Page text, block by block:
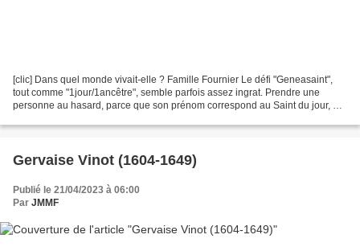
[clic] Dans quel monde vivait-elle ? Famille Fournier Le défi "Geneasaint",
tout comme "1jour/1ancêtre", semble parfois assez ingrat. Prendre une
personne au hasard, parce que son prénom correspond au Saint du jour, ou
Gervaise Vinot (1604-1649)
Publié le 21/04/2023 à 06:00
Par JMMF